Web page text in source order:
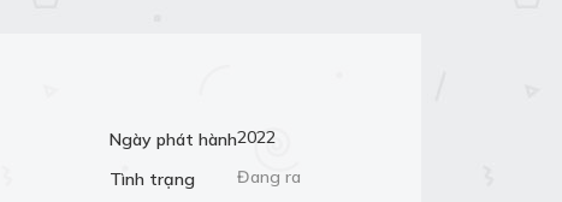
Ngày phát hành2022
Tình trạng
Đang ra